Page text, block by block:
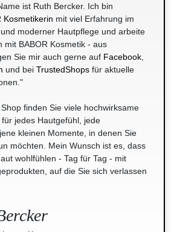
ist Ruth Bercker. Ich bin
Kosmetikerin mit viel Erfahrung im
moderner Hautpflege und arbeite
mit BABOR Kosmetik - aus
Sie mir auch gerne auf Facebook
und bei TrustedShops für aktuelle
finden Sie viele hochwirksame
jedes Hautgefühl, jede
kleinen Momente, in denen Sie
möchten. Mein Wunsch ist es, dass
wohlfühlen - Tag für Tag - mit
auf die Sie sich verlassen